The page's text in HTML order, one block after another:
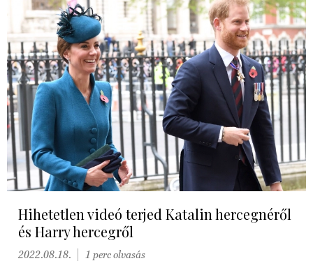
Hihetetlen videó terjed Katalin hercegnéről
és Harry hercegről
2022.08.18. 1 perc olvasás